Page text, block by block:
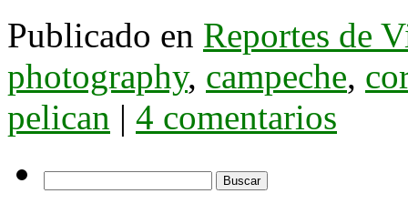
Publicado en Reportes de
photography, campeche,
pelican | 4 comentarios